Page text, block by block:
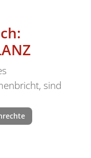
sind